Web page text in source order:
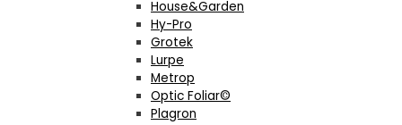
House&Garden
Hy-Pro
Grotek
Lurpe
Metrop
Optic Foliar©
Plagron